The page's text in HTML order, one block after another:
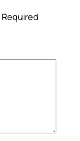
Required